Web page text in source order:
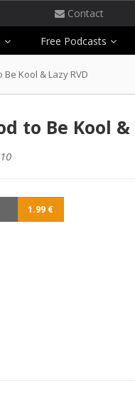
Contact
Free Podcasts
Kool & Lazy RVD
to Be Kool &
1.99 €